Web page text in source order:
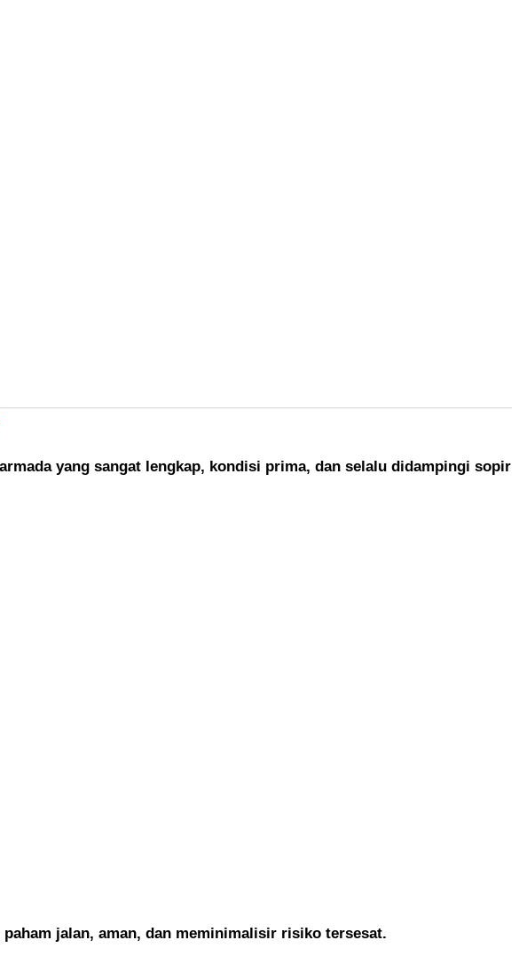
yang sangat lengkap, kondisi prima, dan selalu didampingi sopir
jalan, aman, dan meminimalisir risiko tersesat.